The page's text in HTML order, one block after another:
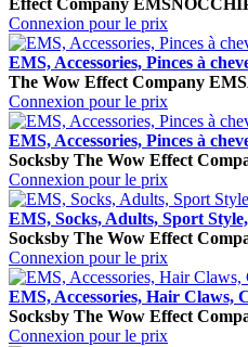
Effect Company
Connexion pour le prix
EMS, Accessories, Pinces à
The Wow Effect Company
Connexion pour le prix
EMS, Accessories, Pinces à
Socksby The Wow Effect
Connexion pour le prix
EMS, Socks, Adults, Sport
Socksby The Wow Effect
Connexion pour le prix
EMS, Accessories, Hair Claws,
Socksby The Wow Effect
Connexion pour le prix